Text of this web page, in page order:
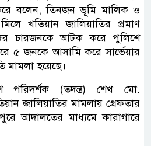
বলেন, তিনজন ভূমি মালিক ও
খতিয়ান জালিয়াতির প্রমাণ
চারজনকে আটক করে পুলিশে
৫ জনকে আসামি করে সার্ভেয়ার
মামলা হয়েছে।
পরিদর্শক (তদন্ত) শেখ মো.
জালিয়াতির মামলায় গ্রেফতার
আদালতের মাধ্যমে কারাগারে